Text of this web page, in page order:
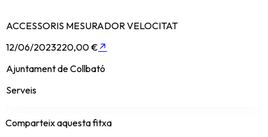
ACCESSORIS MESURADOR VELOCITAT
12/06/2023220,00 € ↗
Ajuntament de Collbató
Serveis
Comparteix aquesta fitxa